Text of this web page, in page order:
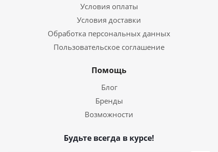
Условия оплаты
Условия доставки
Обработка персональных данных
Пользовательское соглашение
Помощь
Блог
Бренды
Возможности
Будьте всегда в курсе!